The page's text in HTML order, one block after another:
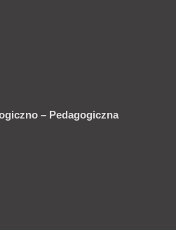
– Pedagogiczna